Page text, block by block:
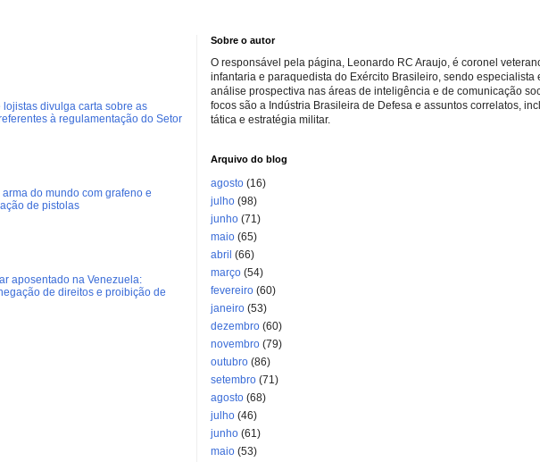
divulga carta sobre as
à regulamentação do Setor
do mundo com grafeno e
de pistolas
aposentado na Venezuela:
de direitos e proibição de
Sobre o autor
O responsável pela página, Leonardo RC Araujo, é coronel
infantaria e paraquedista do Exército Brasileiro, sendo especialista
análise prospectiva nas áreas de inteligência e de comunicação
focos são a Indústria Brasileira de Defesa e assuntos correlatos,
tática e estratégia militar.
Arquivo do blog
agosto (16)
julho (98)
junho (71)
maio (65)
abril (66)
março (54)
fevereiro (60)
janeiro (53)
dezembro (60)
novembro (79)
outubro (86)
setembro (71)
agosto (68)
julho (46)
junho (61)
maio (53)